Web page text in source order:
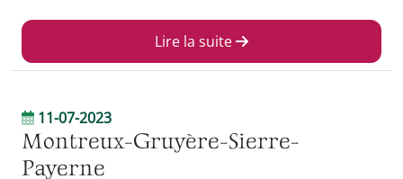
Lire la suite
11-07-2023
Montreux-Gruyère-Sierre-
Payerne